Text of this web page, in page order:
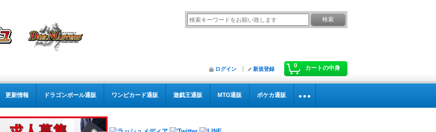
0 カートの中身
ログイン 新規登録
更新情報 ドラゴンボール通販 ワンピカード通販 遊戯王通販 MTG通販 ポケカ通販